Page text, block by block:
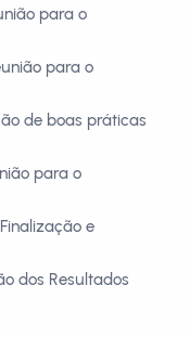
para o
para o
de boas práticas
para o
e
dos Resultados